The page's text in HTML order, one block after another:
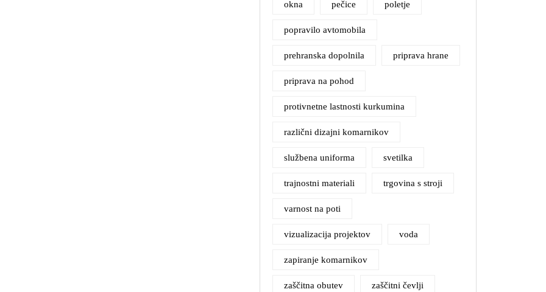
okna pečice poletje
popravilo avtomobila
prehranska dopolnila priprava hrane
priprava na pohod
protivnetne lastnosti kurkumina
različni dizajni komarnikov
službena uniforma svetilka
trajnostni materiali trgovina s stroji
varnost na poti
vizualizacija projektov voda
zapiranje komarnikov
zaščitna obutev zaščitni čevlji